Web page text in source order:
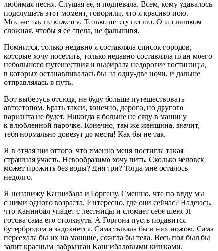
любимая песня. Слушая ее, я подпевала. Всем, кому удавалось
подслушать этот момент, говорили, что я красиво пою.
Мне же так не кажется. Только не эту песню. Она слишком
сложная, чтобы я ее спела, не фальшивя.
Помнится, только недавно я составляла список городов,
которые хочу посетить, только недавно составляла план моего
небольшого путешествия и выбирала недорогие гостиницы,
в которых останавливалась бы на одну-две ночи, и дальше
отправлялась в путь.
Вот выберусь отсюда, не буду больше путешествовать
автостопом. Брать такси, конечно, дорого, но другого
варианта не будет. Никогда я больше не сяду в машину
к влюбленной парочке. Конечно, там же женщина, значит,
тебя нормально довезут до места! Как бы не так.
Я в отчаянии оттого, что именно меня постигла такая
страшная участь. Невообразимо хочу пить. Сколько человек
может прожить без воды? Дня три? Тогда мне осталось
недолго.
Я ненавижу Каннибала и Горгону. Смешно, что по виду мы
с ними одного возраста. Интересно, где они сейчас? Надеюсь,
что Каннибал упадет с лестницы и сломает себе шею. Я
готова сама его столкнуть. А Горгона пусть подавится
бутербродом и задохнется. Сама тыкала бы в них ножом. Сама
переехала бы их на машине, сожгла бы тела. Весь пол был бы
залит красным, забрызган Каннибаловыми кишками.